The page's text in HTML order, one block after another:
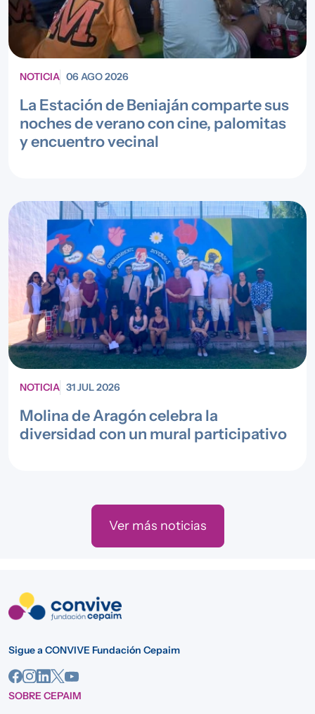
NOTICIA 06 AGO 2026
La Estación de Beniaján comparte sus
noches de verano con cine, palomitas
y encuentro vecinal
NOTICIA 31 JUL 2026
Molina de Aragón celebra la
diversidad con un mural participativo
Ver más noticias
Sigue a CONVIVE Fundación Cepaim
SOBRE CEPAIM